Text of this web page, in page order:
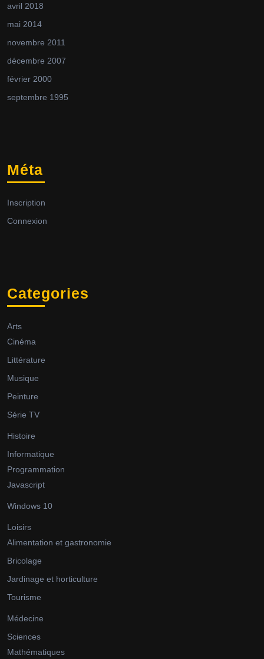
avril 2018
mai 2014
novembre 2011
décembre 2007
février 2000
septembre 1995
Méta
Inscription
Connexion
Categories
Arts
Cinéma
Littérature
Musique
Peinture
Série TV
Histoire
Informatique
Programmation
Javascript
Windows 10
Loisirs
Alimentation et gastronomie
Bricolage
Jardinage et horticulture
Tourisme
Médecine
Sciences
Mathématiques